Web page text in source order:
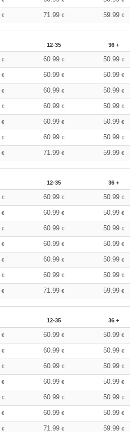
€ 71.99 € 59.99 €
12-35 36 +
€ 60.99 € 50.99 €
€ 60.99 € 50.99 €
€ 60.99 € 50.99 €
€ 60.99 € 50.99 €
€ 60.99 € 50.99 €
€ 60.99 € 50.99 €
€ 71.99 € 59.99 €
12-35 36 +
€ 60.99 € 50.99 €
€ 60.99 € 50.99 €
€ 60.99 € 50.99 €
€ 60.99 € 50.99 €
€ 60.99 € 50.99 €
€ 60.99 € 50.99 €
€ 71.99 € 59.99 €
12-35 36 +
€ 60.99 € 50.99 €
€ 60.99 € 50.99 €
€ 60.99 € 50.99 €
€ 60.99 € 50.99 €
€ 60.99 € 50.99 €
€ 60.99 € 50.99 €
€ 71.99 € 59.99 €